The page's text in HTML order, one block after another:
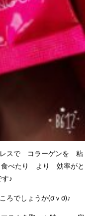
レスで コラーゲンを 粘
べたり より 効率がと
す♪
でしょうか(σｖσ)♪